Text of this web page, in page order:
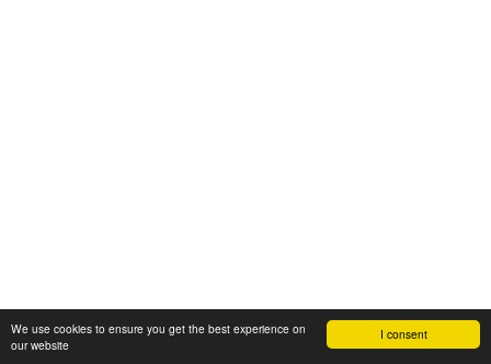
I consent
We use cookies to ensure you get the best experience on
our website